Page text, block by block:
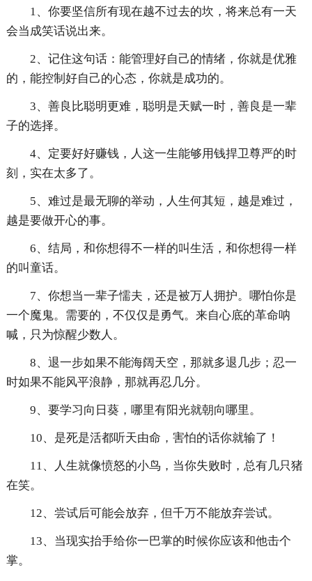
1、你要坚信所有现在越不过去的坎，将来总有一天
会当成笑话说出来。
2、记住这句话：能管理好自己的情绪，你就是优雅
的，能控制好自己的心态，你就是成功的。
3、善良比聪明更难，聪明是天赋一时，善良是一辈
子的选择。
4、定要好好赚钱，人这一生能够用钱捍卫尊严的时
刻，实在太多了。
5、难过是最无聊的举动，人生何其短，越是难过，
越是要做开心的事。
6、结局，和你想得不一样的叫生活，和你想得一样
的叫童话。
7、你想当一辈子懦夫，还是被万人拥护。哪怕你是
一个魔鬼。需要的，不仅仅是勇气。来自心底的革命呐
喊，只为惊醒少数人。
8、退一步如果不能海阔天空，那就多退几步；忍一
时如果不能风平浪静，那就再忍几分。
9、要学习向日葵，哪里有阳光就朝向哪里。
10、是死是活都听天由命，害怕的话你就输了！
11、人生就像愤怒的小鸟，当你失败时，总有几只猪
在笑。
12、尝试后可能会放弃，但千万不能放弃尝试。
13、当现实抬手给你一巴掌的时候你应该和他击个
掌。